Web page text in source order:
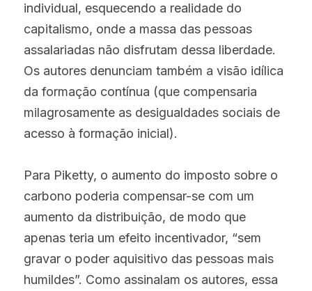
individual, esquecendo a realidade do
capitalismo, onde a massa das pessoas
assalariadas não disfrutam dessa liberdade.
Os autores denunciam também a visão idílica
da formação contínua (que compensaria
milagrosamente as desigualdades sociais de
acesso à formação inicial).
Para Piketty, o aumento do imposto sobre o
carbono poderia compensar-se com um
aumento da distribuição, de modo que
apenas teria um efeito incentivador, “sem
gravar o poder aquisitivo das pessoas mais
humildes”. Como assinalam os autores, essa